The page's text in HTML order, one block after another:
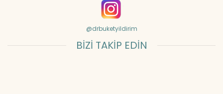
@drbuketyildirim
BİZİ TAKİP EDİN